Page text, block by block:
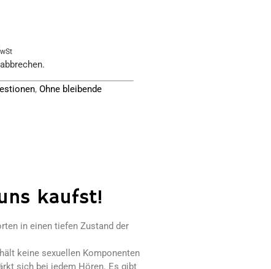
, Ohne bleibende
kaufst!
in einen tiefen Zustand der
keine sexuellen Komponenten
sich bei jedem Hören. Es gibt